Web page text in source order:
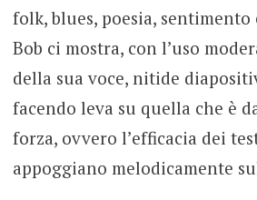
folk, blues, poesia,
Bob ci mostra, con l’uso
della sua voce, nitide
facendo leva su quella che è
forza, ovvero l’efficacia dei
appoggiano melodicamente